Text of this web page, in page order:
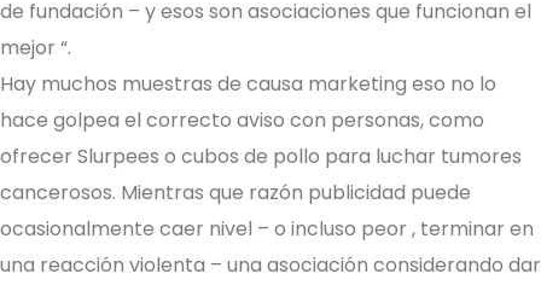
de fundación – y esos son asociaciones que funcionan el
mejor “.
Hay muchos muestras de causa marketing eso no lo
hace golpea el correcto aviso con personas, como
ofrecer Slurpees o cubos de pollo para luchar tumores
cancerosos. Mientras que razón publicidad puede
ocasionalmente caer nivel – o incluso peor , terminar en
una reacción violenta – una asociación considerando dar